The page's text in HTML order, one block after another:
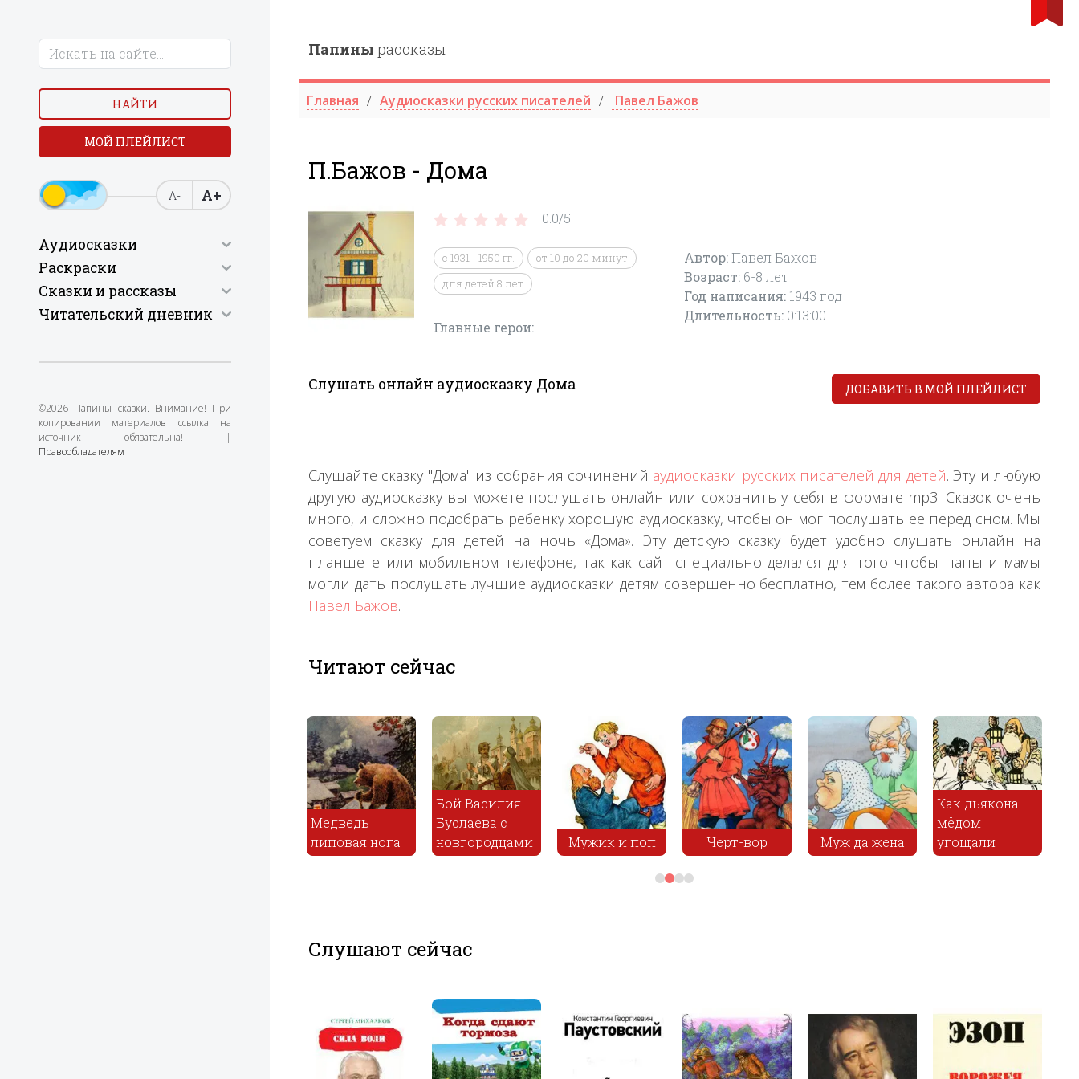
НАЙТИ
МОЙ ПЛЕЙЛИСТ
А- А+
Аудиосказки
Раскраски
Сказки и рассказы
Читательский дневник
©2026 Папины сказки. Внимание! При
копировании материалов ссылка на
источник обязательна! |
Правообладателям
Папины рассказы
Главная Аудиосказки русских писателей Павел Бажов
П.Бажов - Дома
0.0/5
с 1931 - 1950 гг.
от 10 до 20 минут
для детей 8 лет
Главные герои:
Автор: Павел Бажов
Возраст: 6-8 лет
Год написания: 1943 год
Длительность: 0:13:00
Слушать онлайн аудиосказку Дома ДОБАВИТЬ В МОЙ ПЛЕЙЛИСТ
Слушайте сказку "Дома" из собрания сочинений аудиосказки русских писателей для детей. Эту и любую
другую аудиосказку вы можете послушать онлайн или сохранить у себя в формате mp3. Сказок очень
много, и сложно подобрать ребенку хорошую аудиосказку, чтобы он мог послушать ее перед сном. Мы
советуем сказку для детей на ночь «Дома». Эту детскую сказку будет удобно слушать онлайн на
планшете или мобильном телефоне, так как сайт специально делался для того чтобы папы и мамы
могли дать послушать лучшие аудиосказки детям совершенно бесплатно, тем более такого автора как
Павел Бажов.
Читают сейчас
Медведь
липовая нога
Бой Василия
Буслаева с
новгородцами
Мужик и поп Черт-вор Муж да жена
Как дьякона
мёдом
угощали
Слушают сейчас